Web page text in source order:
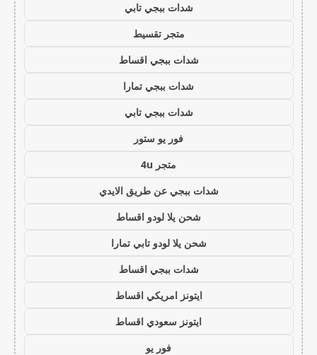
شدات ببجي تابي
متجر تقسيط
شدات ببجي اقساط
شدات ببجي تمارا
شدات ببجي تابي
فور يو ستور
متجر 4u
شدات ببجي عن طريق الايدي
شحن يلا لودو اقساط
شحن يلا لودو تابي تمارا
شدات ببجي اقساط
ايتونز امريكي اقساط
ايتونز سعودي اقساط
فور يو